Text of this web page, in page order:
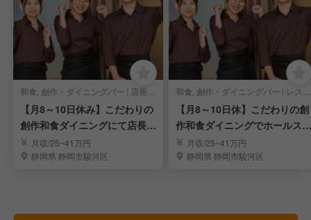
和食, 創作・ダイニングバー | 店長・店長候補
【月8～10日休み】こだわりの
創作和食ダイニングにて店長候
補を募集！/静岡
月収/25~41万円
静岡県 静岡市駿河区
和食, 創作・ダイニングバー | レストランサービス・ホールスタッフ
【月8～10日休】こだわりの創
作和食ダイニングでホールスタ
ッフを募集/静岡
月収/25~41万円
静岡県 静岡市駿河区